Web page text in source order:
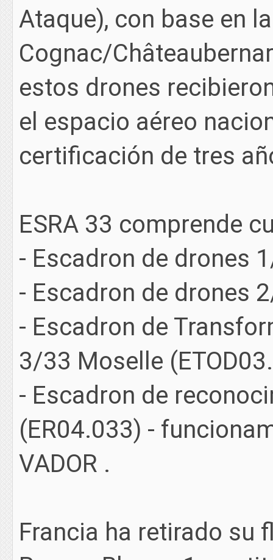
Ataque), con base en
Cognac/
estos drones
el espacio aéreo
certificación de tres
ESRA 33 comprende
- Escadron de drones
- Escadron de drones
- Escadron de
3/33 Moselle
- Escadron de
(ER04.033) -
VADOR .
Francia ha retirado su